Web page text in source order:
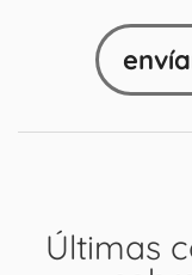
Últimas